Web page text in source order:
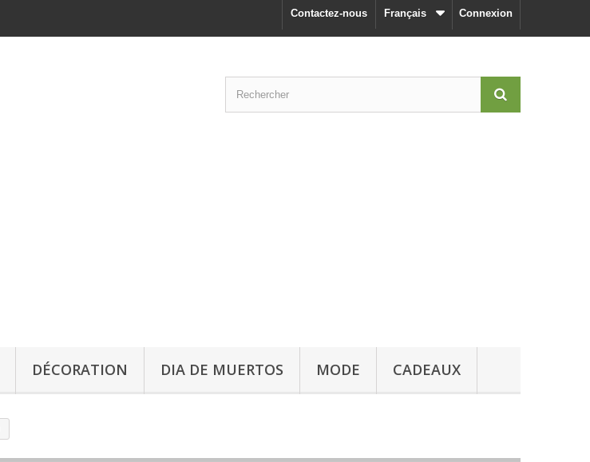
Connexion
Français
Contactez-nous
DÉCORATION DIA DE MUERTOS MODE CADEAUX